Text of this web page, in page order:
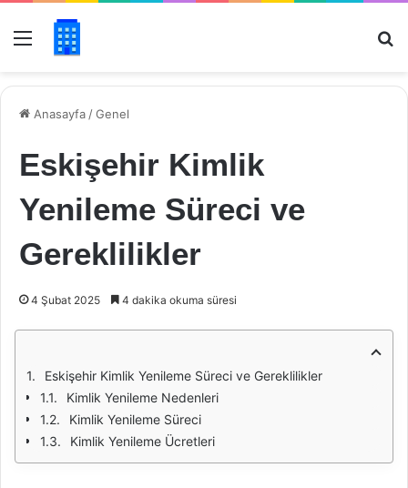
Menü
Anasayfa /Genel
Eskişehir Kimlik
Yenileme Süreci ve
Gereklilikler
4 Şubat 2025 4 dakika okuma süresi
Eskişehir Kimlik Yenileme Süreci ve Gereklilikler
Kimlik Yenileme Nedenleri
Kimlik Yenileme Süreci
Kimlik Yenileme Ücretleri